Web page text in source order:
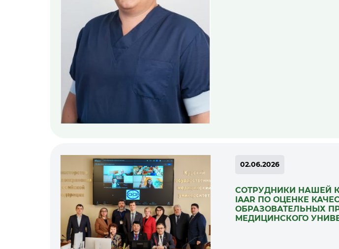
02.06.2026
СОТРУДНИКИ НАШЕЙ
IAAR ПО ОЦЕНКЕ
ОБРАЗОВАТЕЛЬНЫХ
МЕДИЦИНСКОГО